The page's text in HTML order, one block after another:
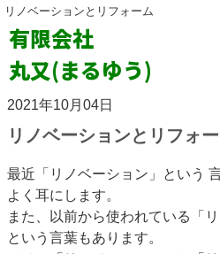
リノベーションとリフォーム
有限会社
丸又(まるゆう)
2021年10月04日
リノベーションとリフォ
最近「リノベーション」という
よく耳にします。
また、以前から使われている「リ
という言葉もあります。